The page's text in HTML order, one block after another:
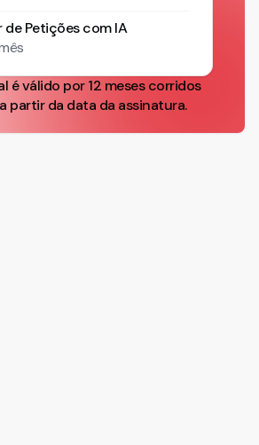
de Petições com IA
é válido por 12 meses corridos
partir da data da assinatura.